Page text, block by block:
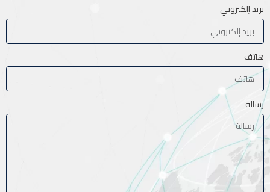
بريد إلكتروني
هاتف
رسالة